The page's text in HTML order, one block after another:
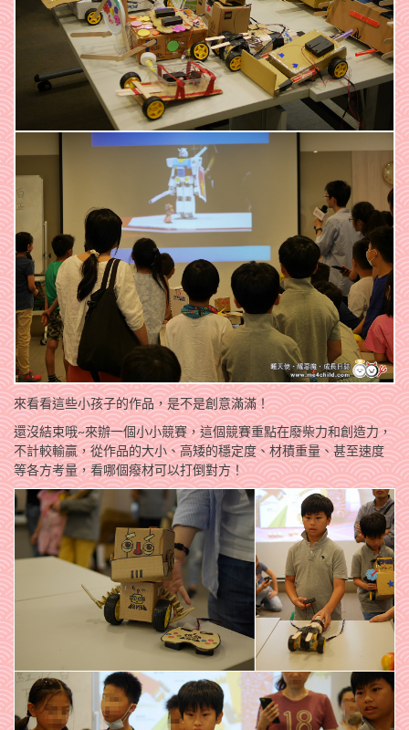
來看看這些小孩子的作品，是不是創意滿滿！
還沒結束哦~來辦一個小小競賽，這個競賽重點在廢柴力和創造力，
不計較輸贏，從作品的大小、高矮的穩定度、材積重量、甚至速度
等各方考量，看哪個癈材可以打倒對方！